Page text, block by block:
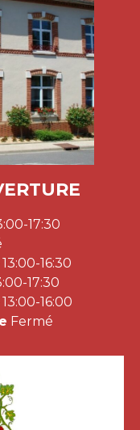
17:30
16:30
17:30
16:00
Fermé